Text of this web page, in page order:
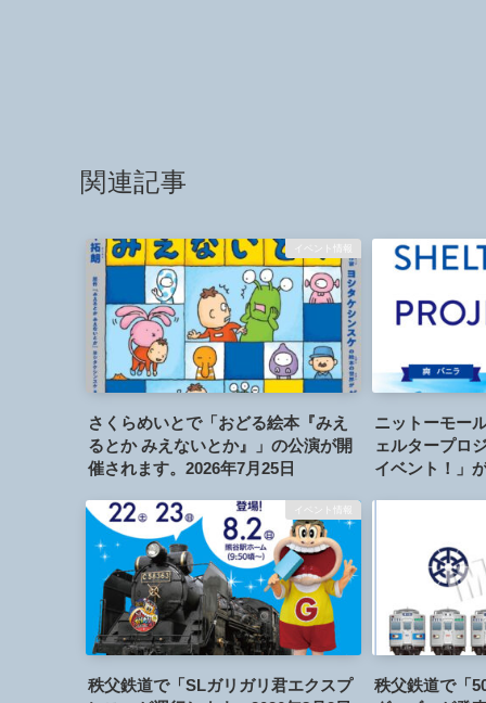
関連記事
イベント情報
さくらめいとで「おどる絵本『みえ
るとか みえないとか』」の公演が開
催されます。2026年7月25日
ニットーモー
ェルタープロ
イベント！」
イベント情報
秩父鉄道で「SLガリガリ君エクスプ
秩父鉄道で「